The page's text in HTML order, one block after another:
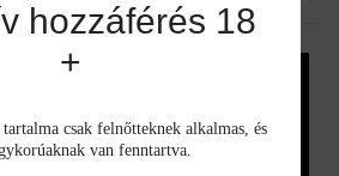
hozzáférés 18
+
csak felnőtteknek alkalmas, és
van fenntartva.